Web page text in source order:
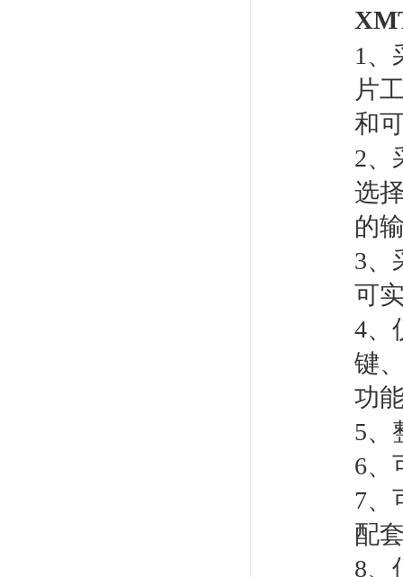
1、
片
和
2、
选
的
3、
可
4、
键
功
5、
6、
7、
配
8、